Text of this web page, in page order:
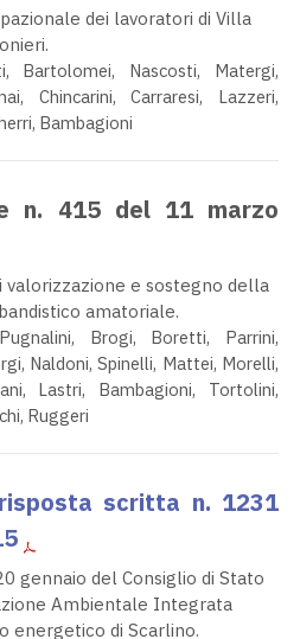
dei lavoratori di Villa
Bartolomei, Nascosti, Matergi,
Chincarini, Carraresi, Lazzeri,
Bambagioni
n. 415 del 11 marzo
valorizzazione e sostegno della
amatoriale.
Brogi, Boretti, Parrini,
Naldoni, Spinelli, Mattei, Morelli,
Lastri, Bambagioni, Tortolini,
Ruggeri
scritta n. 1231
gennaio del Consiglio di Stato
Ambientale Integrata
energetico di Scarlino.